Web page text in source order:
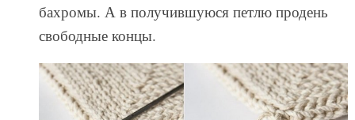
бахромы. А в получившуюся петлю продень
свободные концы.